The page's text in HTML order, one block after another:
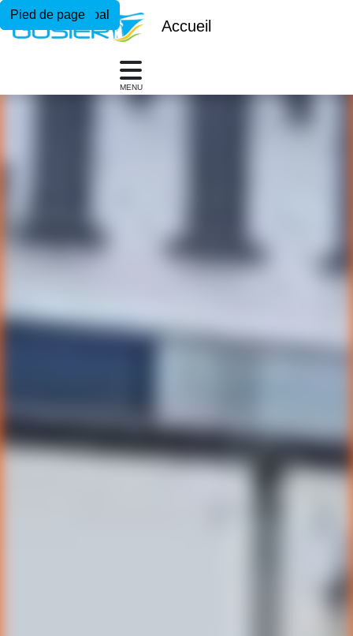
Menu principal
Contenu principal
Pied de page
Accueil
MENU